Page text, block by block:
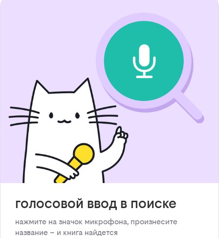
голосовой ввод в поиске
нажмите на значок микрофона, произнесите
название – и книга найдется